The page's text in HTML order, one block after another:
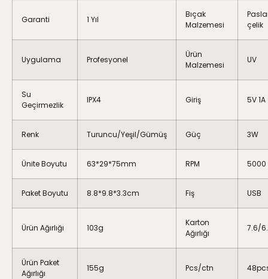
Garanti 1 Yıl
Bıçak
Malzemesi
çelik
Uygulama Profesyonel
Ürün
Malzemesi
UV
Su
Geçirmezlik
IPX4 Giriş 5V 1A
Renk Turuncu/Yeşil/Gümüş Güç 3W
Ünite Boyutu 63*29*75mm RPM 5000
Paket Boyutu 8.8*9.8*3.3cm Fiş USB
Ürün Ağırlığı 103g
Karton
Ağırlığı
7.6/
Ürün Paket
Ağırlığı
155g Pcs/ctn